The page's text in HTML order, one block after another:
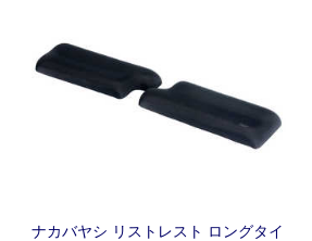
ナカバヤシ リストレスト ロングタイ